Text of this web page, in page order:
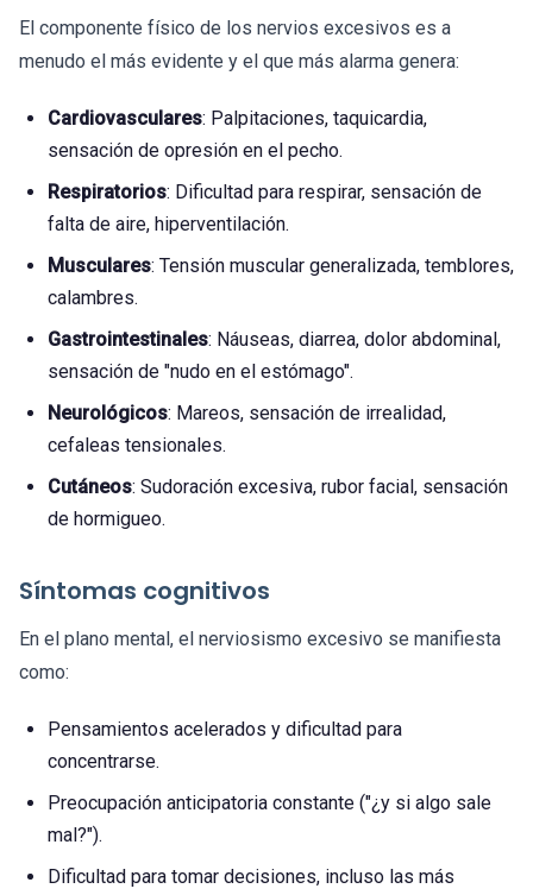
El componente físico de los nervios excesivos es a
menudo el más evidente y el que más alarma genera:
Cardiovasculares: Palpitaciones, taquicardia,
sensación de opresión en el pecho.
Respiratorios: Dificultad para respirar, sensación de
falta de aire, hiperventilación.
Musculares: Tensión muscular generalizada, temblores,
calambres.
Gastrointestinales: Náuseas, diarrea, dolor abdominal,
sensación de "nudo en el estómago".
Neurológicos: Mareos, sensación de irrealidad,
cefaleas tensionales.
Cutáneos: Sudoración excesiva, rubor facial, sensación
de hormigueo.
Síntomas cognitivos
En el plano mental, el nerviosismo excesivo se manifiesta
como:
Pensamientos acelerados y dificultad para
concentrarse.
Preocupación anticipatoria constante ("¿y si algo sale
mal?").
Dificultad para tomar decisiones, incluso las más